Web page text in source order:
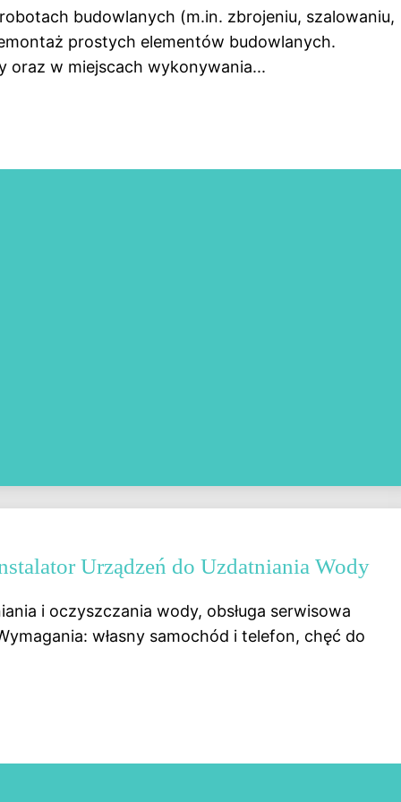
budowlanych (m.in. zbrojeniu, szalowaniu,
prostych elementów budowlanych.
oraz w miejscach wykonywania...
Urządzeń do Uzdatniania Wody
i oczyszczania wody, obsługa serwisowa
własny samochód i telefon, chęć do